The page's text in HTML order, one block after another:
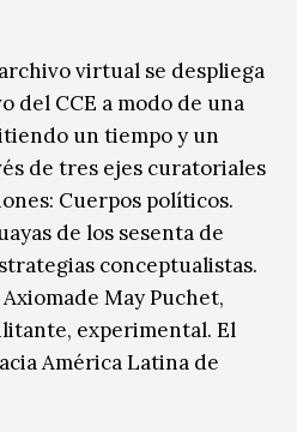
virtual se despliega
del CCE a modo de una
un tiempo y un
de tres ejes curatoriales
Cuerpos políticos.
de los sesenta de
conceptualistas.
May Puchet,
experimental. El
América Latina de